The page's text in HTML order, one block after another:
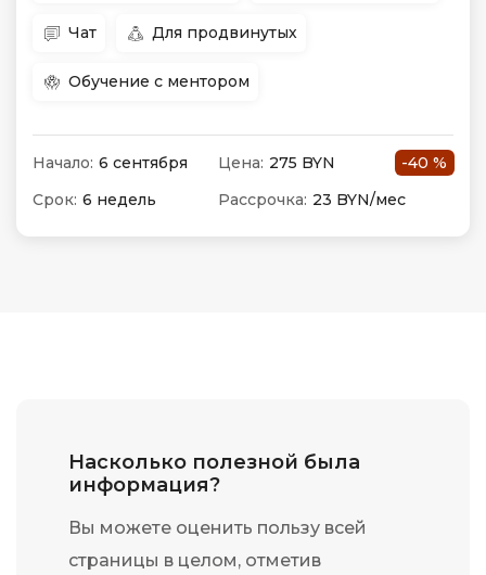
Чат Для продвинутых
Обучение с ментором
Начало: 6 сентября Цена: 275 BYN
-40 %
Срок: 6 недель Рассрочка: 23 BYN/мес
Насколько полезной была
информация?
Вы можете оценить пользу всей
страницы в целом, отметив